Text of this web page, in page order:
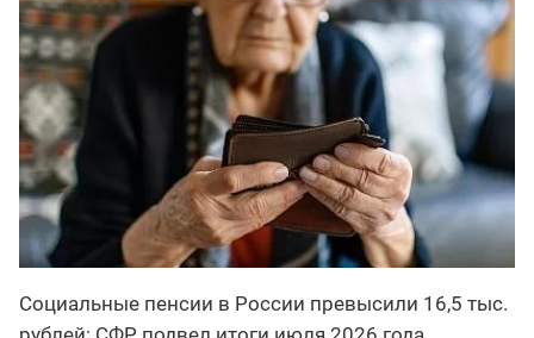
Социальные пенсии в России превысили 16,5 тыс.